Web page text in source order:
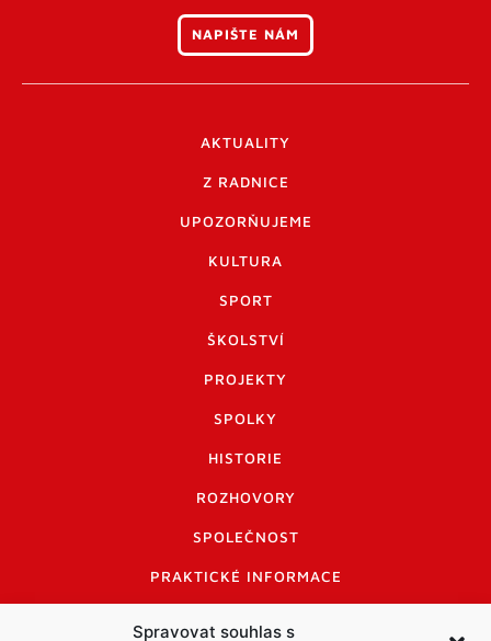
Spravovat souhlas s
NAPIŠTE NÁM
AKTUALITY
Z RADNICE
UPOZORŇUJEME
KULTURA
SPORT
ŠKOLSTVÍ
PROJEKTY
SPOLKY
HISTORIE
ROZHOVORY
SPOLEČNOST
PRAKTICKÉ INFORMACE